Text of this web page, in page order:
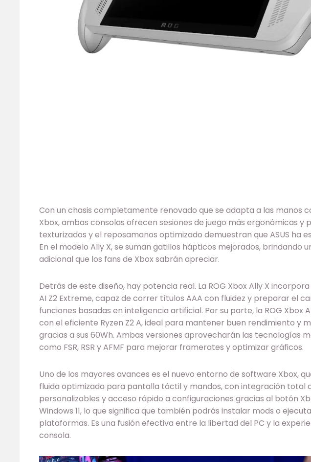
Con un chasis completamente renovado que se adapta a las manos
Xbox, ambas consolas ofrecen sesiones de juego más ergonómicas y
texturizados y el reposamanos optimizado demuestran que ASUS ha
En el modelo Ally X, se suman gatillos hápticos mejorados, brindando
adicional que los fans de Xbox sabrán apreciar.
Detrás de este diseño, hay potencia real. La ROG Xbox Ally X
AI Z2 Extreme, capaz de correr títulos AAA con fluidez y preparar el
funciones basadas en inteligencia artificial. Por su parte, la ROG Xbox
con el eficiente Ryzen Z2 A, ideal para mantener buen rendimiento y
gracias a sus 60Wh. Ambas versiones aprovecharán las tecnologías
como FSR, RSR y AFMF para mejorar framerates y optimizar gráficos.
Uno de los mayores avances es el nuevo entorno de software Xbox,
fluida optimizada para pantalla táctil y mandos, con integración total
personalizables y acceso rápido a configuraciones gracias al botón
Windows 11, lo que significa que también podrás instalar mods o
plataformas. Es una fusión efectiva entre la libertad del PC y la
consola.